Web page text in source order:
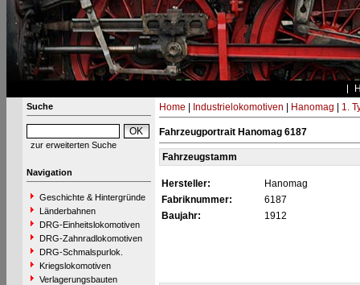
Suche
zur erweiterten Suche
Navigation
Geschichte & Hintergründe
Länderbahnen
DRG-Einheitslokomotiven
DRG-Zahnradlokomotiven
DRG-Schmalspurlok.
Kriegslokomotiven
Verlagerungsbauten
Home Industrielokomotiven Hanomag 1.
Fahrzeugportrait Hanomag 6187
Fahrzeugstamm
Hersteller:
Hanomag
Fabriknummer:
6187
Baujahr:
1912